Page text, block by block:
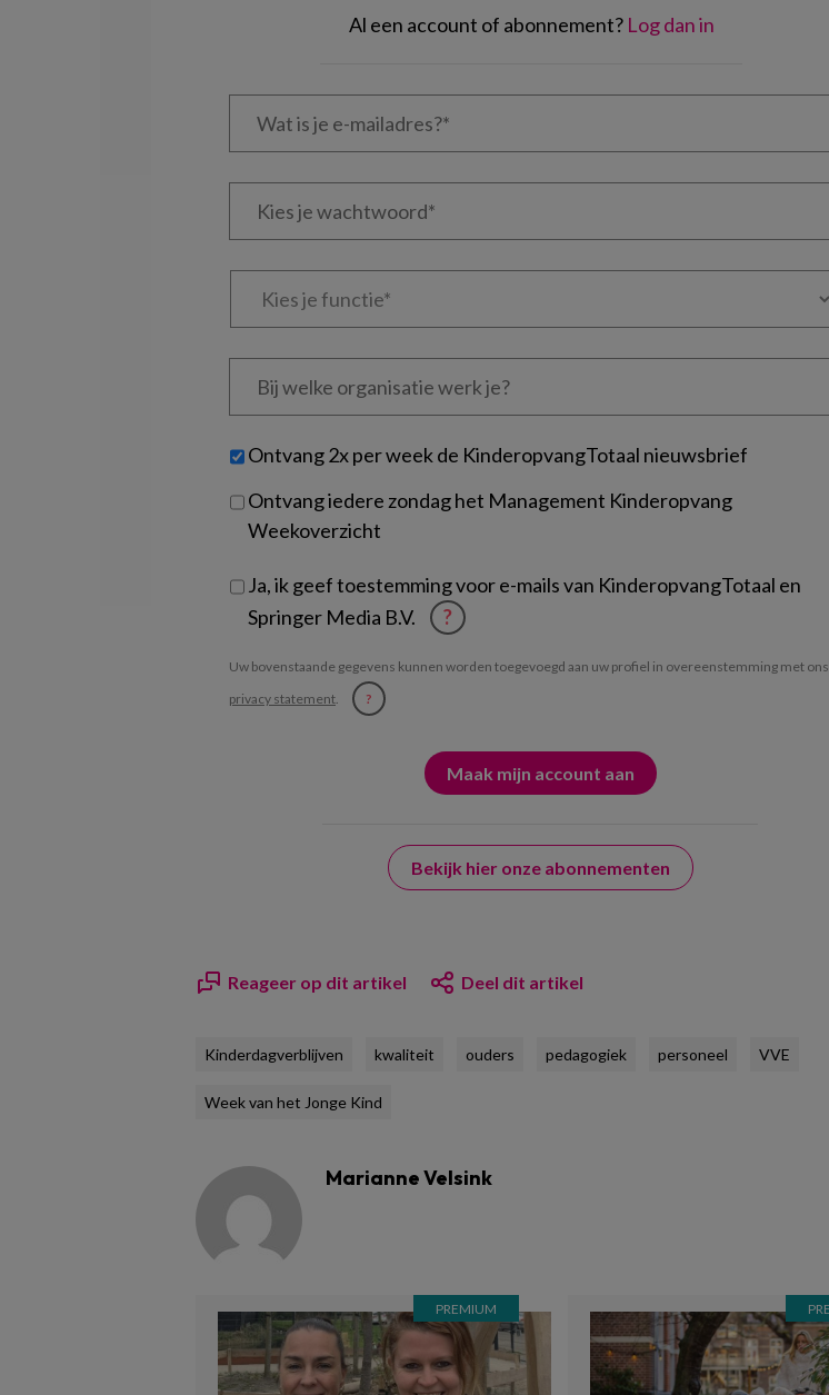
Al een account of abonnement? Log dan in
Wat
Kies
Kies
Bij
welke
je?
Untitled
Ontvang 2x per week de KinderopvangTotaal nieuwsbrief
Ontvang iedere zondag het Management Kinderopvang
Weekoverzicht
Ja, ik geef toestemming voor e-mails van KinderopvangTotaal en
Springer Media B.V.
?
Uw bovenstaande gegevens kunnen worden toegevoegd aan uw profiel in overeenstemming met ons
privacy statement. ?
Bekijk hier onze abonnementen
Reageer op dit artikel Deel dit artikel
Kinderdagverblijven kwaliteit ouders pedagogiek personeel VVE
Week van het Jonge Kind
Marianne Velsink